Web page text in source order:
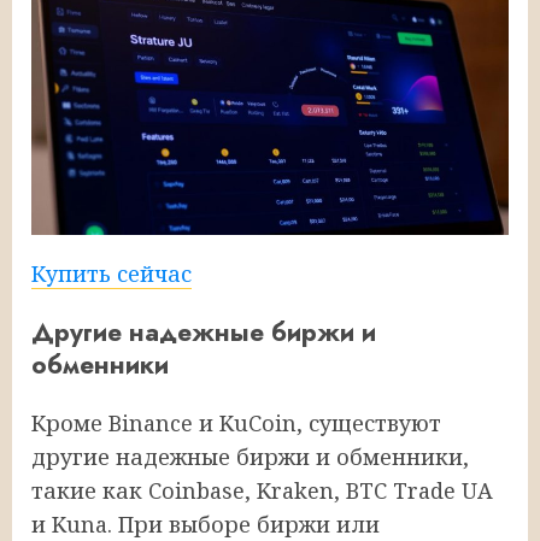
Купить сейчас
Другие надежные биржи и
обменники
Кроме Binance и KuCoin, существуют
другие надежные биржи и обменники,
такие как Coinbase, Kraken, BTC Trade UA
и Kuna. При выборе биржи или